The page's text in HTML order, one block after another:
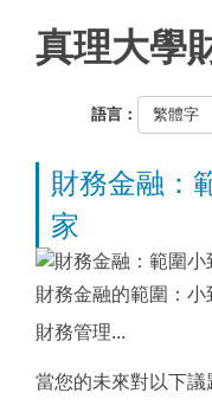
真理大學
語言：
財務金融：
家
財務金融的範圍：
財務管理...
當您的未來對以下議